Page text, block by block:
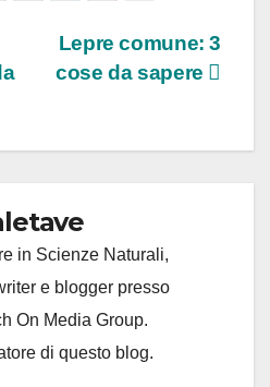
Lepre comune: 3
cose da sapere
in Scienze Naturali,
e blogger presso
On Media Group.
di questo blog.